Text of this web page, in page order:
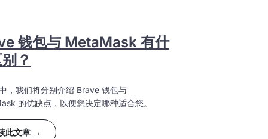
钱包与 MetaMask 有什
？
，我们将分别介绍 Brave 钱包与
的优缺点，以便您决定哪种适合您。
此文章 →